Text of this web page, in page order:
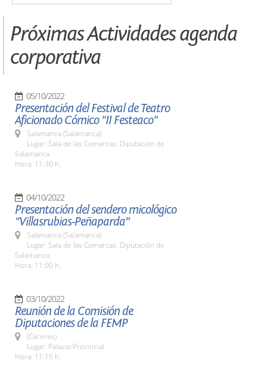
Próximas Actividades agenda
corporativa
05/10/2022
Presentación del Festival de Teatro
Aficionado Cómico "II Festeaco"
Salamanca (Salamanca)
Lugar: Sala de las Comarcas. Diputación de
Salamanca
Hora: 11:30 h.
04/10/2022
Presentación del sendero micológico
"Villasrubias-Peñaparda"
Salamanca (Salamanca)
Lugar: Sala de las Comarcas. Diputación de
Salamanca.
Hora: 11:00 h.
03/10/2022
Reunión de la Comisión de
Diputaciones de la FEMP
(Cáceres)
Lugar: Palacio Provincial
Hora: 11:15 h.